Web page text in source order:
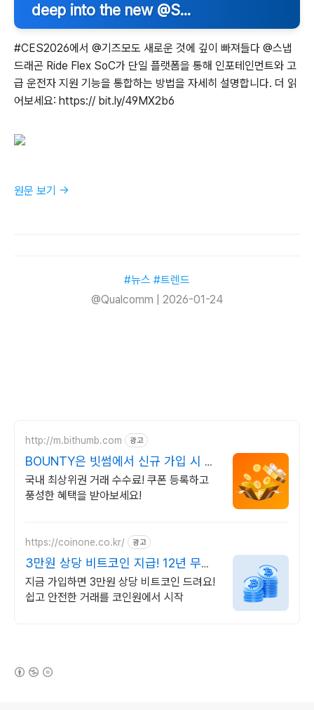
deep into the new @S...
#CES2026에서 @기즈모도 새로운 것에 깊이 빠져들다 @스냅
드래곤 Ride Flex SoC가 단일 플랫폼을 통해 인포테인먼트와 고
급 운전자 지원 기능을 통합하는 방법을 자세히 설명합니다. 더 읽
어보세요: https:// bit.ly/49MX2b6
원문 보기 →
#뉴스 #트렌드
@Qualcomm | 2026-01-24
http://m.bithumb.com 광고
BOUNTY은 빗썸에서 신규 가입 시 5
만원 혜택
국내 최상위권 거래 수수료! 쿠폰 등록하고
풍성한 혜택을 받아보세요!
https://coinone.co.kr/ 광고
3만원 상당 비트코인 지급! 12년 무사
고 거래소
지금 가입하면 3만원 상당 비트코인 드려요!
쉽고 안전한 거래를 코인원에서 시작